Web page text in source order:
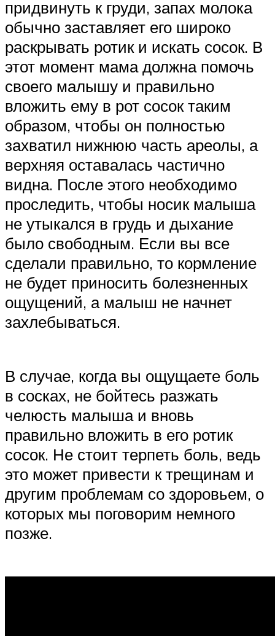
придвинуть к груди, запах молока
обычно заставляет его широко
раскрывать ротик и искать сосок. В
этот момент мама должна помочь
своего малышу и правильно
вложить ему в рот сосок таким
образом, чтобы он полностью
захватил нижнюю часть ареолы, а
верхняя оставалась частично
видна. После этого необходимо
проследить, чтобы носик малыша
не утыкался в грудь и дыхание
было свободным. Если вы все
сделали правильно, то кормление
не будет приносить болезненных
ощущений, а малыш не начнет
захлебываться.
В случае, когда вы ощущаете боль
в сосках, не бойтесь разжать
челюсть малыша и вновь
правильно вложить в его ротик
сосок. Не стоит терпеть боль, ведь
это может привести к трещинам и
другим проблемам со здоровьем, о
которых мы поговорим немного
позже.